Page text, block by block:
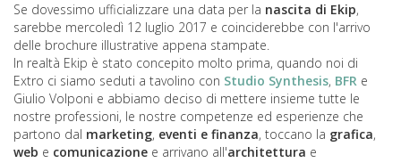
Se dovessimo ufficializzare una data per la nascita di Ekip,
sarebbe mercoledì 12 luglio 2017 e coinciderebbe con l'arrivo
delle brochure illustrative appena stampate.
In realtà Ekip è stato concepito molto prima, quando noi di
Extro ci siamo seduti a tavolino con Studio Synthesis, BFR e
Giulio Volponi e abbiamo deciso di mettere insieme tutte le
nostre professioni, le nostre competenze ed esperienze che
partono dal marketing, eventi e finanza, toccano la grafica,
web e comunicazione e arrivano all'architettura e